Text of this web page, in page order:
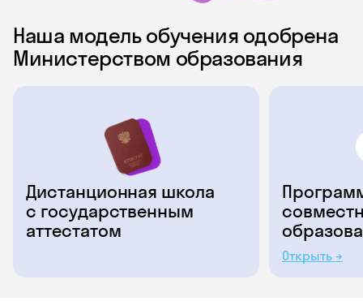
Наша модель обучения одобрена
Министерством образования
Дистанционная школа
с государственным
аттестатом
Открыть →